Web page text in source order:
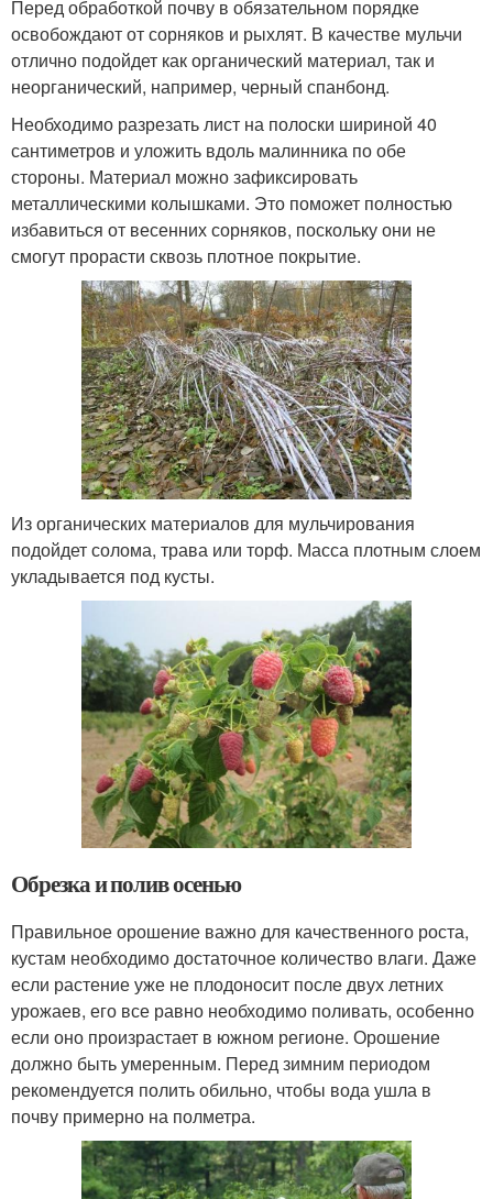
Перед обработкой почву в обязательном порядке
освобождают от сорняков и рыхлят. В качестве мульчи
отлично подойдет как органический материал, так и
неорганический, например, черный спанбонд.
Необходимо разрезать лист на полоски шириной 40
сантиметров и уложить вдоль малинника по обе
стороны. Материал можно зафиксировать
металлическими колышками. Это поможет полностью
избавиться от весенних сорняков, поскольку они не
смогут прорасти сквозь плотное покрытие.
Из органических материалов для мульчирования
подойдет солома, трава или торф. Масса плотным слоем
укладывается под кусты.
Обрезка и полив осенью
Правильное орошение важно для качественного роста,
кустам необходимо достаточное количество влаги. Даже
если растение уже не плодоносит после двух летних
урожаев, его все равно необходимо поливать, особенно
если оно произрастает в южном регионе. Орошение
должно быть умеренным. Перед зимним периодом
рекомендуется полить обильно, чтобы вода ушла в
почву примерно на полметра.